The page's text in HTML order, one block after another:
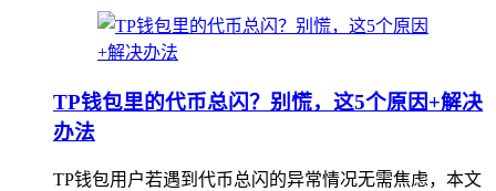
TP钱包里的代币总闪？别慌，这5个原因+解决
办法
TP钱包用户若遇到代币总闪的异常情况无需焦虑，本文